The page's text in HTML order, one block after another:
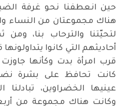
حين انعطفنا نحو غرفة
هناك مجموعتان من النساء
لتحيّتنا والترحاب بنا، ومن
أحاديثهم التي كانوا
قرب امرأة بدت وكأنها
كانت تحافظ على بشرة
عينيها الخضراوين، تبادلنا
وكانت هناك مجموعة من